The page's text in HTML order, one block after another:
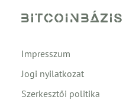
Impresszum
Jogi nyilatkozat
Szerkesztői politika